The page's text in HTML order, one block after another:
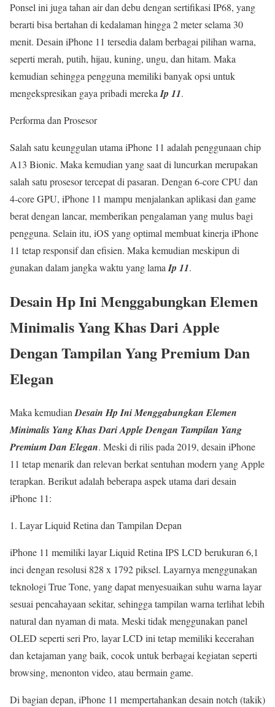
Ponsel ini juga tahan air dan debu dengan sertifikasi IP68, yang
berarti bisa bertahan di kedalaman hingga 2 meter selama 30
menit. Desain iPhone 11 tersedia dalam berbagai pilihan warna,
seperti merah, putih, hijau, kuning, ungu, dan hitam. Maka
kemudian sehingga pengguna memiliki banyak opsi untuk
mengekspresikan gaya pribadi merekaIp 11.
Performa dan Prosesor
Salah satu keunggulan utama iPhone 11 adalah penggunaan chip
A13 Bionic. Maka kemudian yang saat di luncurkan merupakan
salah satu prosesor tercepat di pasaran. Dengan 6-core CPU dan
4-core GPU, iPhone 11 mampu menjalankan aplikasi dan game
berat dengan lancar, memberikan pengalaman yang mulus bagi
pengguna. Selain itu, iOS yang optimal membuat kinerja iPhone
11 tetap responsif dan efisien. Maka kemudian meskipun di
gunakan dalam jangka waktu yang lamaIp 11.
Desain Hp Ini Menggabungkan Elemen
Minimalis Yang Khas Dari Apple
Dengan Tampilan Yang Premium Dan
Elegan
Maka kemudianDesain Hp Ini Menggabungkan Elemen
Minimalis Yang Khas Dari Apple Dengan Tampilan Yang
Premium Dan Elegan. Meski di rilis pada 2019, desain iPhone
11 tetap menarik dan relevan berkat sentuhan modern yang Apple
terapkan. Berikut adalah beberapa aspek utama dari desain
iPhone 11:
Layar Liquid Retina dan Tampilan Depan
iPhone 11 memiliki layar Liquid Retina IPS LCD berukuran 6,1
inci dengan resolusi 828 x 1792 piksel. Layarnya menggunakan
teknologi True Tone, yang dapat menyesuaikan suhu warna layar
sesuai pencahayaan sekitar, sehingga tampilan warna terlihat lebih
natural dan nyaman di mata. Meski tidak menggunakan panel
OLED seperti seri Pro, layar LCD ini tetap memiliki kecerahan
dan ketajaman yang baik, cocok untuk berbagai kegiatan seperti
browsing, menonton video, atau bermain game.
Di bagian depan, iPhone 11 mempertahankan desain notch (takik)